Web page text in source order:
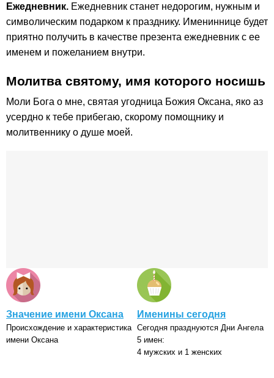
Ежедневник. Ежедневник станет недорогим, нужным и
символическим подарком к празднику. Имениннице будет
приятно получить в качестве презента ежедневник с ее
именем и пожеланием внутри.
Молитва святому, имя которого носишь
Моли Бога о мне, святая угодница Божия Оксана, яко аз
усердно к тебе прибегаю, скорому помощнику и
молитвеннику о душе моей.
Значение имени Оксана
Происхождение и характеристика
имени Оксана
Именины сегодня
Сегодня празднуются Дни Ангела
5 имен:
4 мужских и 1 женских